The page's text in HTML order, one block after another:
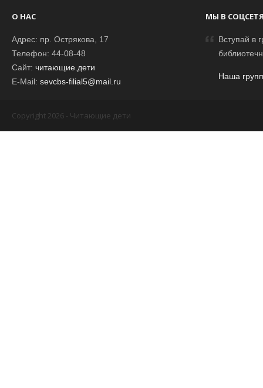
О НАС
Адрес: пр. Острякова, 17
Телефон: 44-08-48
Сайт: читающие.дети
E-Mail: sevcbs-filial5@mail.ru
МЫ В
Вступай в
Наша
Copyright 2026 - Читающие дети